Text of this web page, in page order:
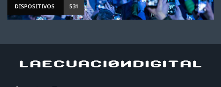
DISPOSITIVOS 531